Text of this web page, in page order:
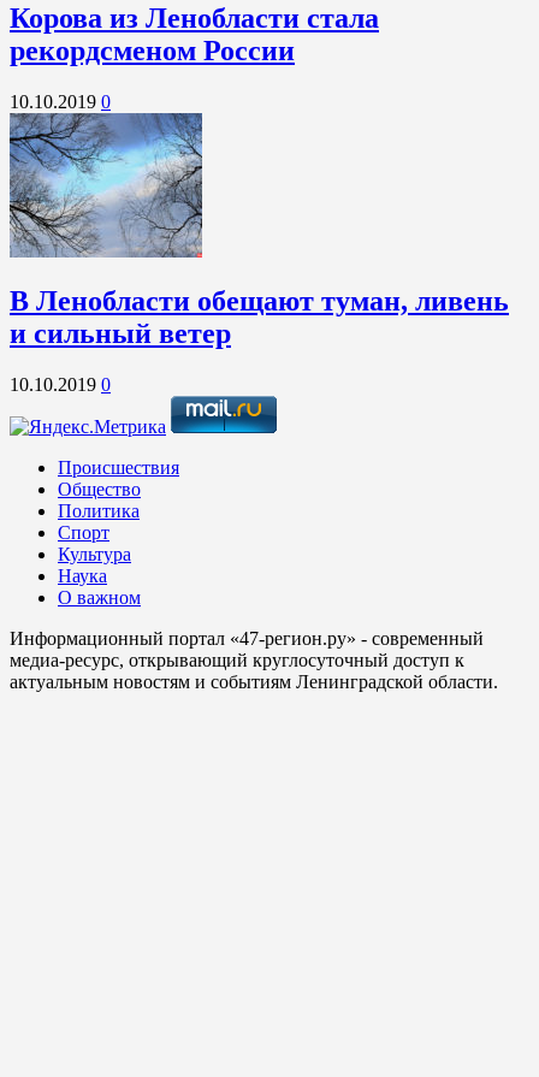
Корова из Ленобласти стала
рекордсменом России
10.10.2019 0
В Ленобласти обещают туман, ливень
и сильный ветер
10.10.2019 0
Происшествия
Общество
Политика
Спорт
Культура
Наука
О важном
Информационный портал «47-регион.ру» - современный
медиа-ресурс, открывающий круглосуточный доступ к
актуальным новостям и событиям Ленинградской области.